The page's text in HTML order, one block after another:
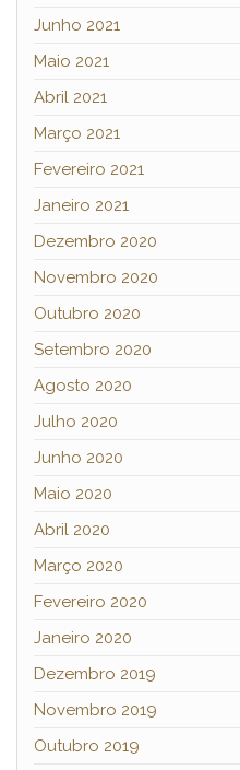
Junho 2021
Maio 2021
Abril 2021
Março 2021
Fevereiro 2021
Janeiro 2021
Dezembro 2020
Novembro 2020
Outubro 2020
Setembro 2020
Agosto 2020
Julho 2020
Junho 2020
Maio 2020
Abril 2020
Março 2020
Fevereiro 2020
Janeiro 2020
Dezembro 2019
Novembro 2019
Outubro 2019